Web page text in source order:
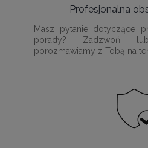
Profesjonalna
Masz pytanie dotyczące
porady? Zadzwoń
porozmawiamy z Tobą na